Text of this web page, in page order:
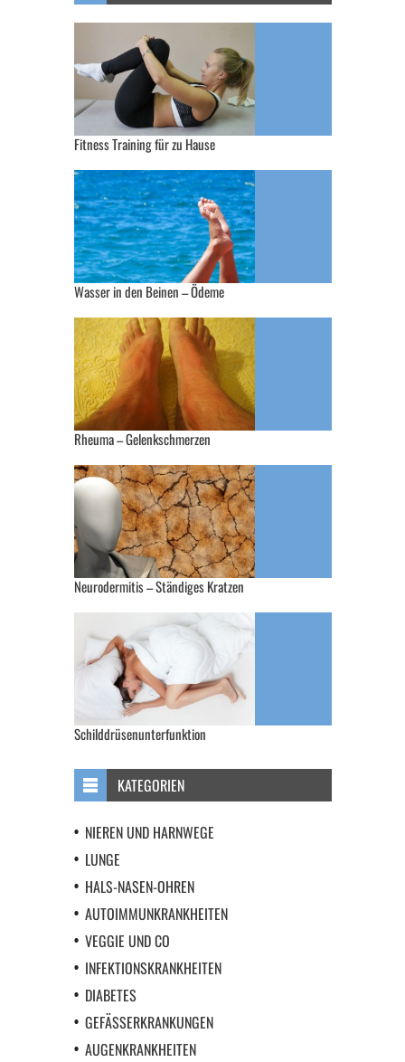
Fitness Training für zu Hause
Wasser in den Beinen – Ödeme
Rheuma – Gelenkschmerzen
Neurodermitis – Ständiges Kratzen
Schilddrüsenunterfunktion
KATEGORIEN
NIEREN UND HARNWEGE
LUNGE
HALS-NASEN-OHREN
AUTOIMMUNKRANKHEITEN
VEGGIE UND CO
INFEKTIONSKRANKHEITEN
DIABETES
GEFÄSSERKRANKUNGEN
AUGENKRANKHEITEN